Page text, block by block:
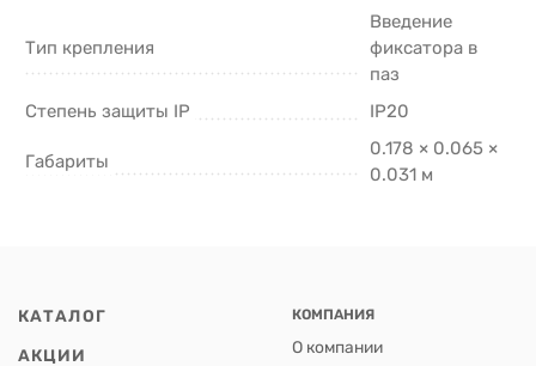
Тип крепления
Введение
фиксатора в
паз
Степень защиты IP
IP20
Габариты
0.178 × 0.065 ×
0.031 м
КАТАЛОГ
АКЦИИ
КОМПАНИЯ
О компании